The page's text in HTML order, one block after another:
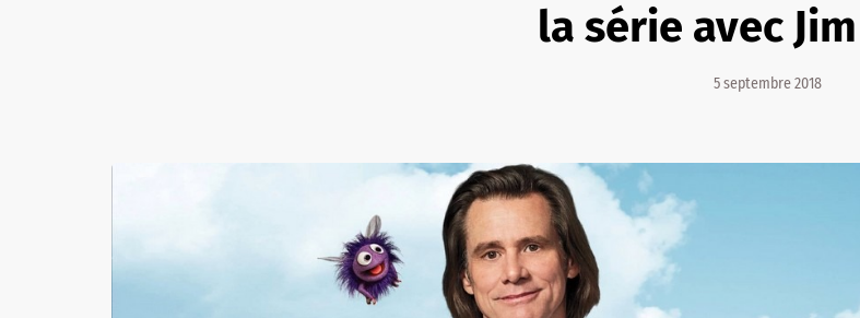
la série avec
5 septembre 2018